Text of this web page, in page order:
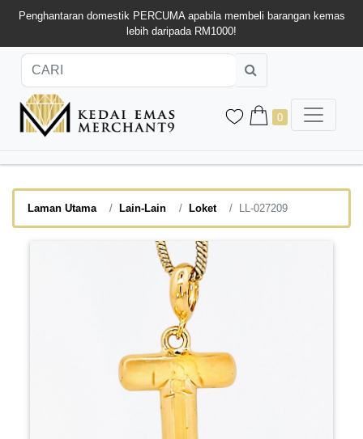
Penghantaran domestik PERCUMA apabila membeli barangan kemas
lebih daripada RM1000!
0
Laman Utama Lain-Lain Loket LL-027209